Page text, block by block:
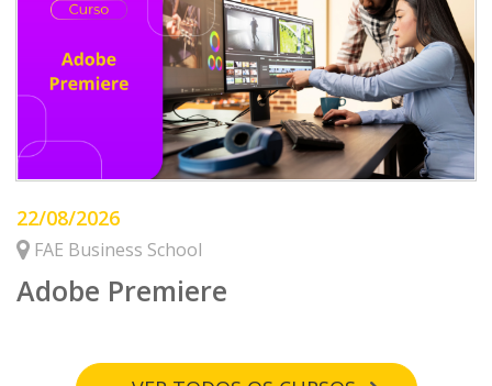
22/08/2026
FAE Business School
Adobe Premiere